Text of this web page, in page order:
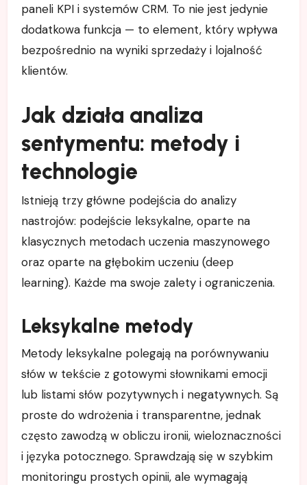
paneli KPI i systemów CRM. To nie jest jedynie
dodatkowa funkcja — to element, który wpływa
bezpośrednio na wyniki sprzedaży i lojalność
klientów.
Jak działa analiza
sentymentu: metody i
technologie
Istnieją trzy główne podejścia do analizy
nastrojów: podejście leksykalne, oparte na
klasycznych metodach uczenia maszynowego
oraz oparte na głębokim uczeniu (deep
learning). Każde ma swoje zalety i ograniczenia.
Leksykalne metody
Metody leksykalne polegają na porównywaniu
słów w tekście z gotowymi słownikami emocji
lub listami słów pozytywnych i negatywnych. Są
proste do wdrożenia i transparentne, jednak
często zawodzą w obliczu ironii, wieloznaczności
i języka potocznego. Sprawdzają się w szybkim
monitoringu prostych opinii, ale wymagają